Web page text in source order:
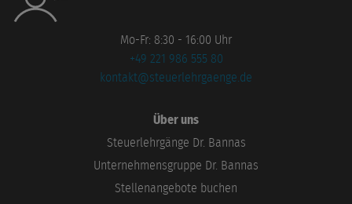
Mo-Fr: 8:30 - 16:00 Uhr
+49 221 986 555 80
kontakt@steuerlehrgaenge.de
Über uns
Steuerlehrgänge Dr. Bannas
Unternehmensgruppe Dr. Bannas
Stellenangebote buchen